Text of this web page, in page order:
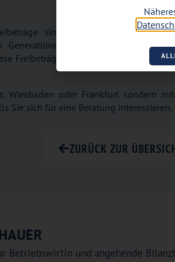
sind von großer
Generationen steuerlich effizient
Freibeträge optimal genutzt werden,
Wiesbaden oder Frankfurt sondern
Sie sich für eine Beratung
ZURÜCK ZUR
Betriebswirtin und angehende